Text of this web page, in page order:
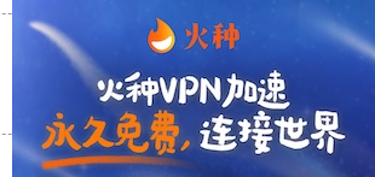
支持 [0] 反对 [0]